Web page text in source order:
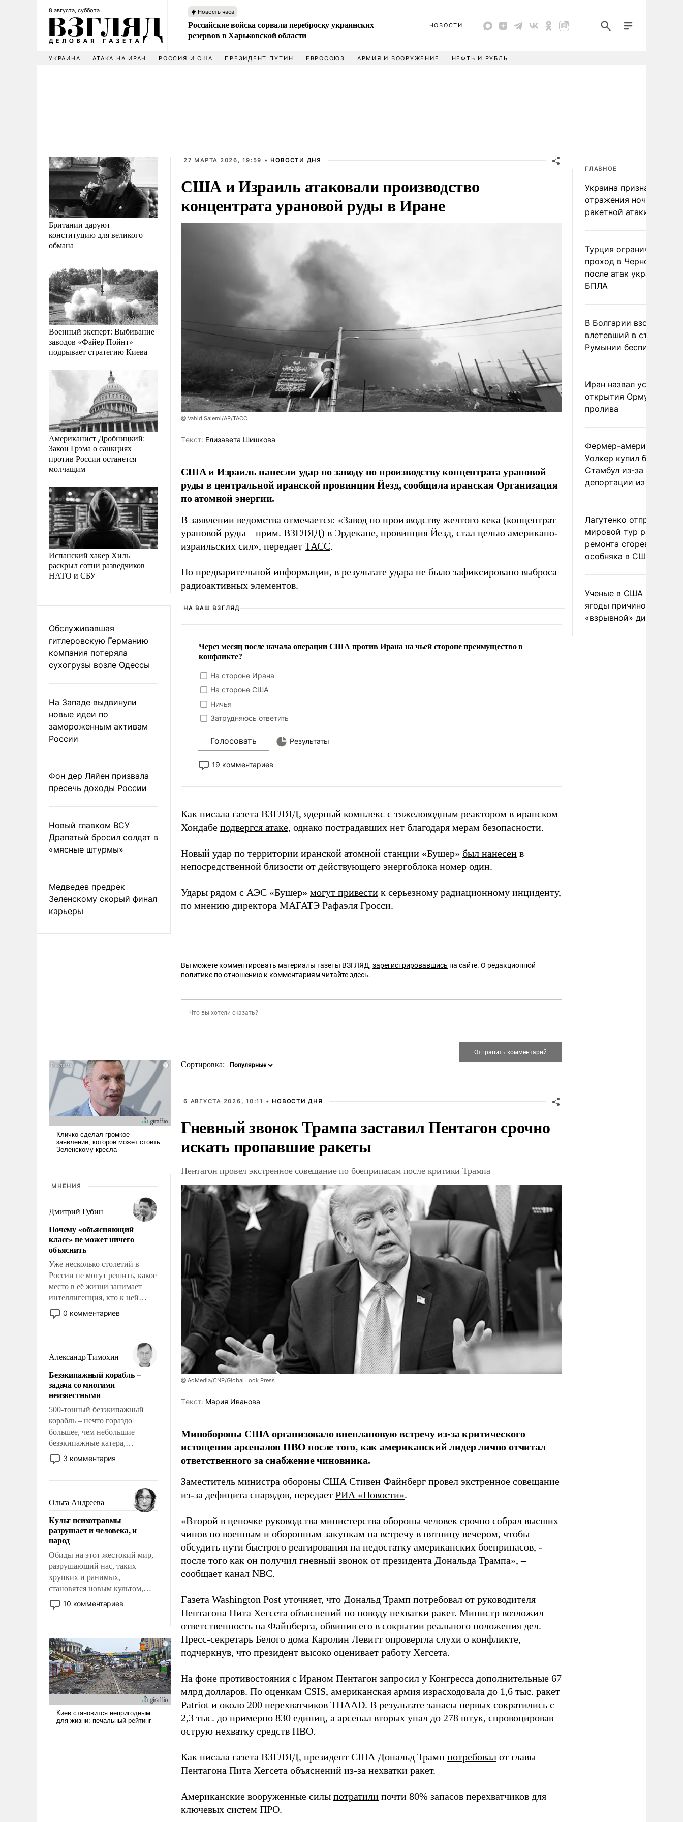
8 августа, суббота Новость часа
Российские войска сорвали переброску украинских
резервов в Харьковской области
НОВОСТИ
УКРАИНА АТАКА НА ИРАН РОССИЯ И США ПРЕЗИДЕНТ ПУТИН ЕВРОСОЮЗ АРМИЯ И ВООРУЖЕНИЕ НЕФТЬ И РУБЛЬ
Британии даруют
конституцию для великого
обмана
Военный эксперт: Выбивание
заводов «Файер Пойнт»
подрывает стратегию Киева
Американист Дробницкий:
Закон Грэма о санкциях
против России останется
молчащим
Испанский хакер Хиль
раскрыл сотни разведчиков
НАТО и СБУ
Обслуживавшая
гитлеровскую Германию
компания потеряла
сухогрузы возле Одессы
На Западе выдвинули
новые идеи по
замороженным активам
России
Фон дер Ляйен призвала
пресечь доходы России
Новый главком ВСУ
Драпатый бросил солдат в
«мясные штурмы»
Медведев предрек
Зеленскому скорый финал
карьеры
МНЕНИЯ
Дмитрий Губин
Почему «объясняющий
класс» не может ничего
объяснить
Уже несколько столетий в
России не могут решить, какое
место в её жизни занимает
интеллигенция, кто к ней
принадлежит, а кого из неё
исключили с правом
чем она отличается от просто
образованных людей. Иногда
казалось, что эти вопросы
решены раз и навсегда, но –
нет, не решены.
0 комментариев
Александр Тимохин
Безэкипажный корабль –
задача со многими
неизвестными
500-тонный безэкипажный
корабль – нечто гораздо
большее, чем небольшие
безэкипажные катера,
применение которых уже
стало обыденностью. Задача по
сложна и амбициозна. Однако
и ее реализация радикально
поднимет наши боевые
возможности.
3 комментария
Ольга Андреева
Культ психотравмы
разрушает и человека, и
народ
Обиды на этот жестокий мир,
разрушающий нас, таких
хрупких и ранимых,
становятся новым культом,
постепенно вытесняя и
отменяя традиционное
ударами судьбы, брать на себя
ответственность, помогать
слабым, идти вперед и
адаптироваться.
10 комментариев
27 МАРТА 2026, 19:59 • НОВОСТИ ДНЯ
США и Израиль атаковали производство
концентрата урановой руды в Иране
@ Vahid Salemi/AP/ТАСС
Tекст: Елизавета Шишкова
США и Израиль нанесли удар по заводу по производству концентрата урановой
руды в центральной иранской провинции Йезд, сообщила иранская Организация
по атомной энергии.
В заявлении ведомства отмечается: «Завод по производству желтого кека (концентрат
урановой руды – прим. ВЗГЛЯД) в Эрдекане, провинция Йезд, стал целью американо-
израильских сил», передает ТАСС.
По предварительной информации, в результате удара не было зафиксировано выброса
радиоактивных элементов.
НА ВАШ ВЗГЛЯД
Через месяц после начала операции США против Ирана на чьей стороне преимущество в
конфликте?
На стороне Ирана
На стороне США
Ничья
Затрудняюсь ответить
Голосовать Результаты
19 комментариев
Как писала газета ВЗГЛЯД, ядерный комплекс с тяжеловодным реактором в иранском
Хондабе подвергся атаке, однако пострадавших нет благодаря мерам безопасности.
Новый удар по территории иранской атомной станции «Бушер» был нанесен в
непосредственной близости от действующего энергоблока номер один.
Удары рядом с АЭС «Бушер» могут привести к серьезному радиационному инциденту,
по мнению директора МАГАТЭ Рафаэля Гросси.
Вы можете комментировать материалы газеты ВЗГЛЯД,зарегистрировавшись на сайте. О редакционной
политике по отношению к комментариям читайтездесь.
Сортировка:
6 АВГУСТА 2026, 10:11 • НОВОСТИ ДНЯ
Гневный звонок Трампа заставил Пентагон срочно
искать пропавшие ракеты
Пентагон провел экстренное совещание по боеприпасам после критики Трампа
@ AdMedia/CNP/Global Look Press
Tекст: Мария Иванова
Минобороны США организовало внеплановую встречу из-за критического
истощения арсеналов ПВО после того, как американский лидер лично отчитал
ответственного за снабжение чиновника.
Заместитель министра обороны США Стивен Файнберг провел экстренное совещание
из-за дефицита снарядов, передает РИА «Новости».
«Второй в цепочке руководства министерства обороны человек срочно собрал высших
чинов по военным и оборонным закупкам на встречу в пятницу вечером, чтобы
обсудить пути быстрого реагирования на недостатку американских боеприпасов, -
после того как он получил гневный звонок от президента Дональда Трампа», –
сообщает канал NBC.
Газета Washington Post уточняет, что Дональд Трамп потребовал от руководителя
Пентагона Пита Хегсета объяснений по поводу нехватки ракет. Министр возложил
ответственность на Файнберга, обвинив его в сокрытии реального положения дел.
Пресс-секретарь Белого дома Каролин Левитт опровергла слухи о конфликте,
подчеркнув, что президент высоко оценивает работу Хегсета.
На фоне противостояния с Ираном Пентагон запросил у Конгресса дополнительные 67
млрд долларов. По оценкам CSIS, американская армия израсходовала до 1,6 тыс. ракет
Patriot и около 200 перехватчиков THAAD. В результате запасы первых сократились с
2,3 тыс. до примерно 830 единиц, а арсенал вторых упал до 278 штук, спровоцировав
острую нехватку средств ПВО.
Как писала газета ВЗГЛЯД, президент США Дональд Трамп потребовал от главы
Пентагона Пита Хегсета объяснений из-за нехватки ракет.
Американские вооруженные силы потратили почти 80% запасов перехватчиков для
ключевых систем ПРО.
ГЛАВНОЕ
Украина признала
отражения ночной
ракетной атаки
Турция ограничила
проход в Черное море
после атак украинских
БПЛА
В Болгарии взорвался
влетевший в страну из
Румынии беспилотник
Иран назвал условие
открытия Ормузского
пролива
Фермер-американец
Уолкер купил билет в
Стамбул из-за угрозы
депортации из России
Лагутенко отправился в
мировой тур ради
ремонта сгоревшего
особняка в США
Ученые в США назвали
ягоды причиной
«взрывной» диареи